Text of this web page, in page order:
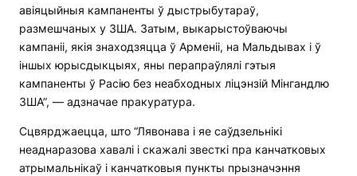
авіяцыйныя кампаненты ў дыстрыбутараў,
размешчаных у ЗША. Затым, выкарыстоўваючы
кампаніі, якія знаходзяцца ў Арменіі, на Мальдывах і ў
іншых юрысдыкцыях, яны перапраўлялі гэтыя
кампаненты ў Расію без неабходных ліцэнзій Мінгандлю
ЗША”, — адзначае пракуратура.
Сцвярджаецца, што “Лявонава і яе саўдзельнікі
неаднаразова хавалі і скажалі звесткі пра канчатковых
атрымальнікаў і канчатковыя пункты прызначэння